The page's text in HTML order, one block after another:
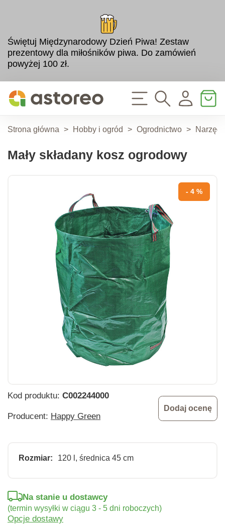
Świętuj Międzynarodowy Dzień Piwa! Zestaw
prezentowy dla miłośników piwa. Do zamówień
powyżej 100 zł.
Strona główna > Hobby i ogród > Ogrodnictwo >
Mały składany kosz ogrodowy
- 4 %
Kod produktu: C002244000
Producent: Happy Green
Dodaj ocenę
Rozmiar: 120 l, średnica 45 cm
Na stanie u dostawcy
(termin wysyłki w ciągu 3 - 5 dni roboczych)
Opcje dostawy